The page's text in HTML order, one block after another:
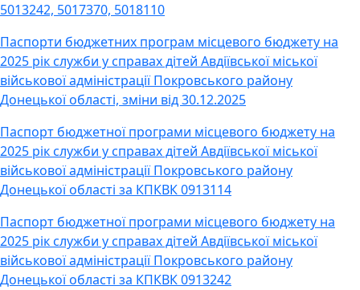
5013242, 5017370, 5018110
Паспорти бюджетних програм місцевого бюджету на
2025 рік служби у справах дітей Авдіївської міської
військової адміністрації Покровського району
Донецької області, зміни від 30.12.2025
Паспорт бюджетної програми місцевого бюджету на
2025 рік служби у справах дітей Авдіївської міської
військової адміністрації Покровського району
Донецької області за КПКВК 0913114
Паспорт бюджетної програми місцевого бюджету на
2025 рік служби у справах дітей Авдіївської міської
військової адміністрації Покровського району
Донецької області за КПКВК 0913242